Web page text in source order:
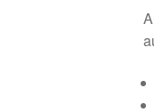
Förderphase 2027